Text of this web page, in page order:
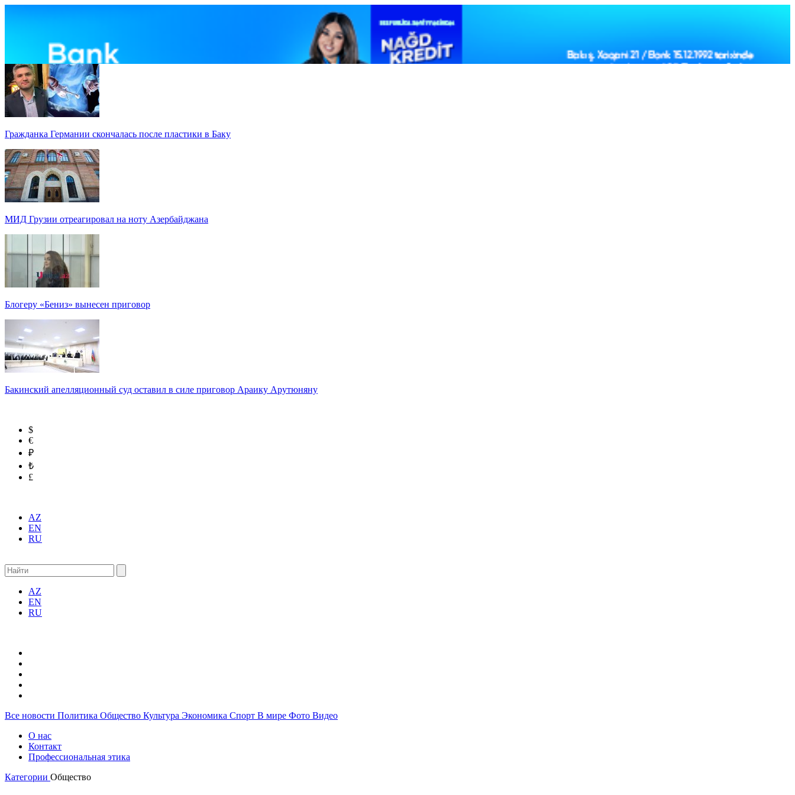
Гражданка Германии скончалась после пластики в Баку
МИД Грузии отреагировал на ноту Азербайджана
Блогеру «Бениз» вынесен приговор
Бакинский апелляционный суд оставил в силе приговор Араику Арутюняну
$
€
₽
₺
£
AZ
EN
RU
AZ
EN
RU
Все новости Политика Общество Культура Экономика Спорт В мире Фото Видео
О нас
Контакт
Профессиональная этика
Категории Общество